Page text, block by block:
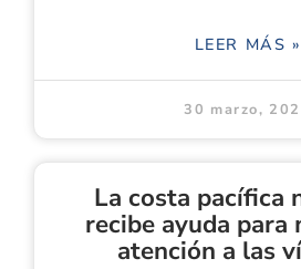
LEER MÁS »
30 marzo,
La costa pacífica
recibe ayuda para
atención a las